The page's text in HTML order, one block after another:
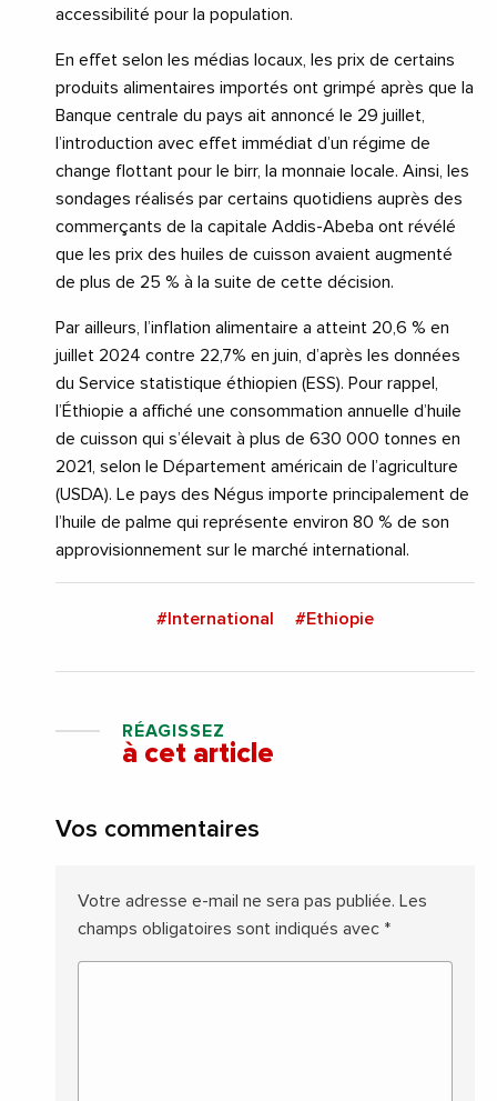
accessibilité pour la population.
En effet selon les médias locaux, les prix de certains
produits alimentaires importés ont grimpé après que la
Banque centrale du pays ait annoncé le 29 juillet,
l’introduction avec effet immédiat d’un régime de
change flottant pour le birr, la monnaie locale. Ainsi, les
sondages réalisés par certains quotidiens auprès des
commerçants de la capitale Addis-Abeba ont révélé
que les prix des huiles de cuisson avaient augmenté
de plus de 25 % à la suite de cette décision.
Par ailleurs, l’inflation alimentaire a atteint 20,6 % en
juillet 2024 contre 22,7% en juin, d’après les données
du Service statistique éthiopien (ESS). Pour rappel,
l’Éthiopie a affiché une consommation annuelle d’huile
de cuisson qui s’élevait à plus de 630 000 tonnes en
2021, selon le Département américain de l’agriculture
(USDA). Le pays des Négus importe principalement de
l’huile de palme qui représente environ 80 % de son
approvisionnement sur le marché international.
#International #Ethiopie
RÉAGISSEZ
à cet article
Vos commentaires
Votre adresse e-mail ne sera pas publiée. Les
champs obligatoires sont indiqués avec *